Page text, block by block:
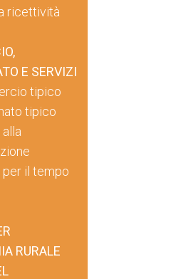
ricettività
E SERVIZI
tipico
tipico
per il tempo
RURALE